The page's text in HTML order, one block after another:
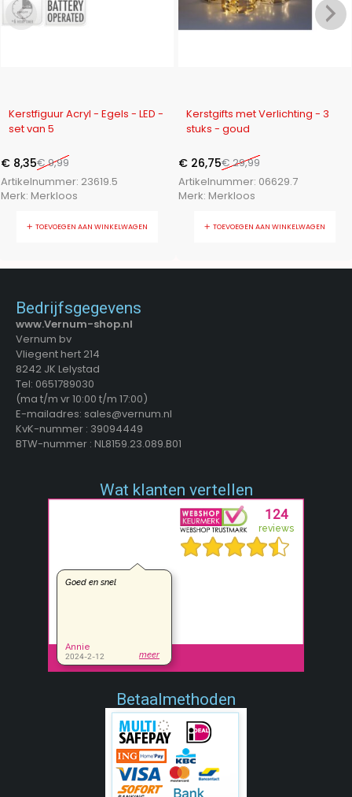
Kerstfiguur Acryl - Egels - LED -
set van 5
€9,99
€ 8,35
Artikelnummer: 23619.5
Merk: Merkloos
TOEVOEGEN AAN WINKELWAGEN
Kerstgifts met Verlichting - 3
stuks - goud
€29,99
€ 26,75
Artikelnummer: 06629.7
Merk: Merkloos
TOEVOEGEN AAN WINKELWAGEN
Bedrijfsgegevens
www.Vernum-shop.nl
Vernum bv
Vliegent hert 214
8242 JK Lelystad
Tel: 0651789030
(ma t/m vr 10:00 t/m 17:00)
E-mailadres: sales@vernum.nl
KvK-nummer : 39094449
BTW-nummer : NL8159.23.089.B01
Wat klanten vertellen
Betaalmethoden